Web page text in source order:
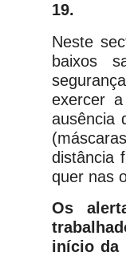
19.
Neste
baixos
exercer
ausência
distância
quer nas
Os
início da